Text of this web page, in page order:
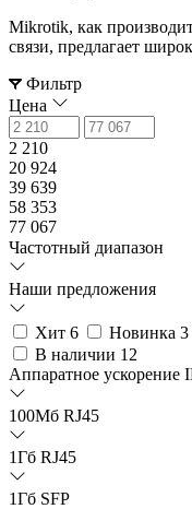
Mikrotik, как
связи, предлагает
Фильтр
Цена
2 210
20 924
39 639
58 353
77 067
Частотный диапазон
Наши предложения
Хит 6 Новинка 3
В наличии 12
Аппаратное ускорение
100Мб RJ45
1Гб RJ45
1Гб SFP